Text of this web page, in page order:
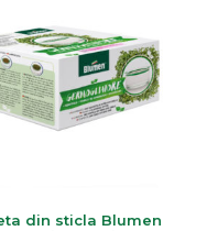
din sticla Blumen